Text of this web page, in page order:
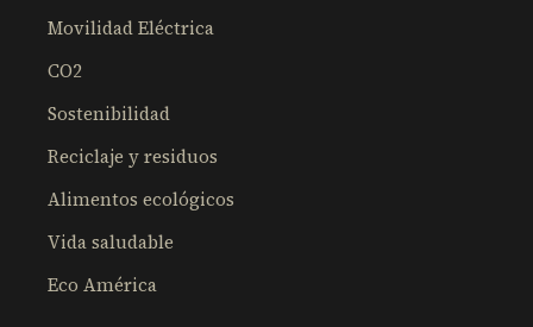
Movilidad Eléctrica
CO2
Sostenibilidad
Reciclaje y residuos
Alimentos ecológicos
Vida saludable
Eco América